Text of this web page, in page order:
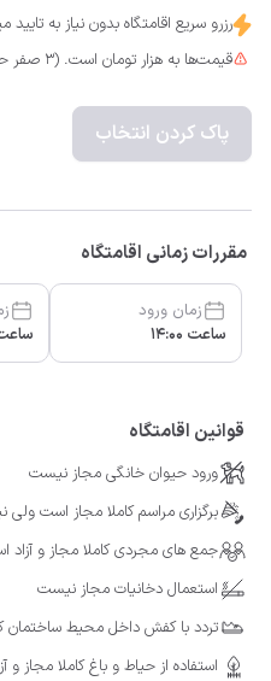
رزرو سریع اقامتگاه بدون نیاز به تایید
قیمت‌ها به هزار تومان است. (3 صفر حذف شده)
پاک کردن انتخاب
مقررات زمانی اقامتگاه
زمان ورود
ساعت 14:00
ساعت
قوانین اقامتگاه
ورود حیوان خانگی مجاز نیست
برگزاری مراسم کاملا مجاز است ولی
جمع های مجردی کاملا مجاز و آزاد
استعمال دخانیات مجاز نیست
تردد با کفش داخل محیط ساختمان
استفاده از حیاط و باغ کاملا مجاز و